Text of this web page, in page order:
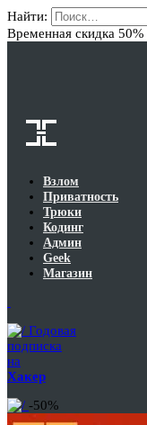
Найти:
Временная скидка 50%
Взлом
Приватность
Трюки
Кодинг
Админ
Geek
Магазин
Годовая
подписка
на
Хакер
-50%